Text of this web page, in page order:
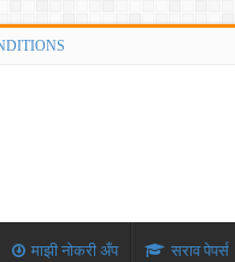
माझी नोकरी अँप सराव पेपर्स